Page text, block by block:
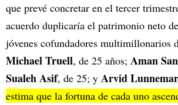
que prevé concretar en el tercer
acuerdo duplicaría el patrimonio neto
jóvenes cofundadores multimillonarios
Michael Truell, de 25 años; Aman
Sualeh Asif, de 25; y Arvid
estima que la fortuna de cada uno